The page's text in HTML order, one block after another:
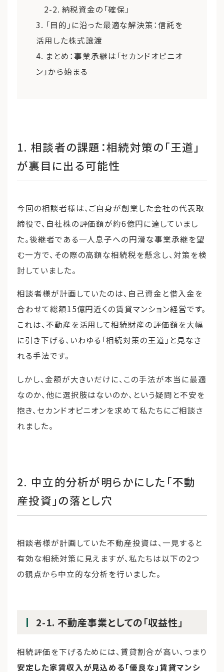
2-2. 納税資金の「確保」
3. 「目的」に沿った最適な解決策：信託を
活用した株式譲渡
4. まとめ：事業承継は「セカンドオピニオ
ン」から始まる
1. 相談者の課題：相続対策の「王道」
が裏目に出る可能性
今回の相談者様は、ご自身が創業した会社の代表取
締役で、自社株の評価額が約6億円に達していまし
た。後継者である一人息子への円滑な事業承継を望
む一方で、その際の高額な相続税を懸念し、対策を検
討していました。
相談者様が計画していたのは、自己資金と借入金を
合わせて総額15億円近くの賃貸マンション経営です。
これは、不動産を活用して相続財産の評価額を大幅
に引き下げる、いわゆる「相続対策の王道」と見なさ
れる手法です。
しかし、金額が大きいだけに、この手法が本当に最適
なのか、他に選択肢はないのか、という疑問と不安を
抱き、セカンドオピニオンを求めて私たちにご相談さ
れました。
2. 中立的分析が明らかにした「不動
産投資」の落とし穴
相談者様が計画していた不動産投資は、一見すると
有効な相続対策に見えますが、私たちは以下の2つ
の観点から中立的な分析を行いました。
2-1. 不動産事業としての「収益性」
相続評価を下げるためには、賃貸割合が高い、つまり
安定した家賃収入が見込める「優良な」賃貸マンシ